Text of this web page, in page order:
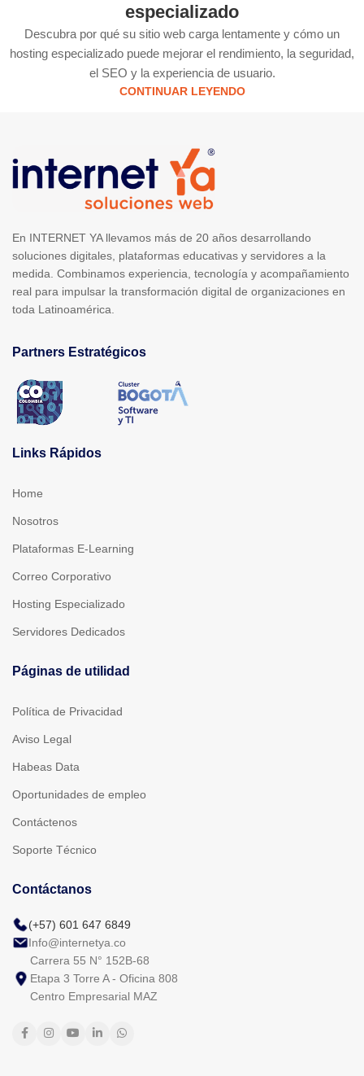
especializado
Descubra por qué su sitio web carga lentamente y cómo un
hosting especializado puede mejorar el rendimiento, la seguridad,
el SEO y la experiencia de usuario.
CONTINUAR LEYENDO
En INTERNET YA llevamos más de 20 años desarrollando
soluciones digitales, plataformas educativas y servidores a la
medida. Combinamos experiencia, tecnología y acompañamiento
real para impulsar la transformación digital de organizaciones en
toda Latinoamérica.
Partners Estratégicos
Links Rápidos
Home
Nosotros
Plataformas E-Learning
Correo Corporativo
Hosting Especializado
Servidores Dedicados
Páginas de utilidad
Política de Privacidad
Aviso Legal
Habeas Data
Oportunidades de empleo
Contáctenos
Soporte Técnico
Contáctanos
(+57) 601 647 6849
Info@internetya.co
Carrera 55 N° 152B-68
Etapa 3 Torre A - Oficina 808
Centro Empresarial MAZ